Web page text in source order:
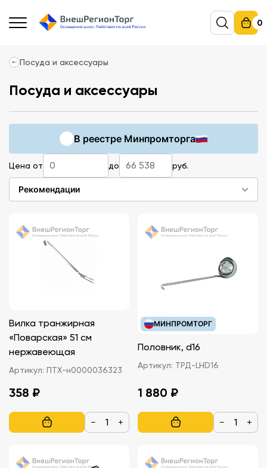
0
Посуда и аксессуары
Посуда и аксессуары
В реестре Минпромторга
Цена от до руб.
Рекомендации
Вилка транжирная
«Поварская» 51 см
нержавеющая
Артикул: ПТХ-н0000036323
358 ₽
− +
МИНПРОМТОРГ
Половник, d16
Артикул: ТРД-LHD16
1 880 ₽
− +